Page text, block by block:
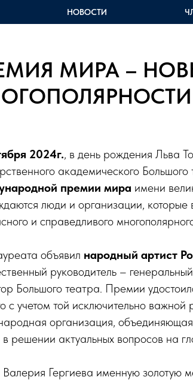
НОВОСТИ
МИРА –
2024г., в день рождения Льва
академического
премии мира имени
люди и организации, которые
и справедливого
объявил народный артист
руководитель –
Большого театра. Премии
с учетом той исключительно важной
организация,
в решении актуальных вопросов на
Гергиева именную золотую